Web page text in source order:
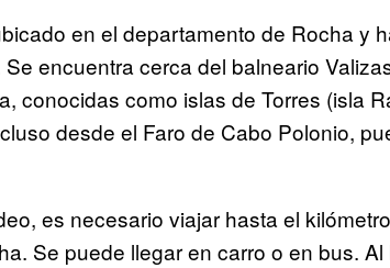
en el departamento de Rocha y
encuentra cerca del balneario
conocidas como islas de Torres (isla
desde el Faro de Cabo Polonio,
es necesario viajar hasta el
Se puede llegar en carro o en bus.